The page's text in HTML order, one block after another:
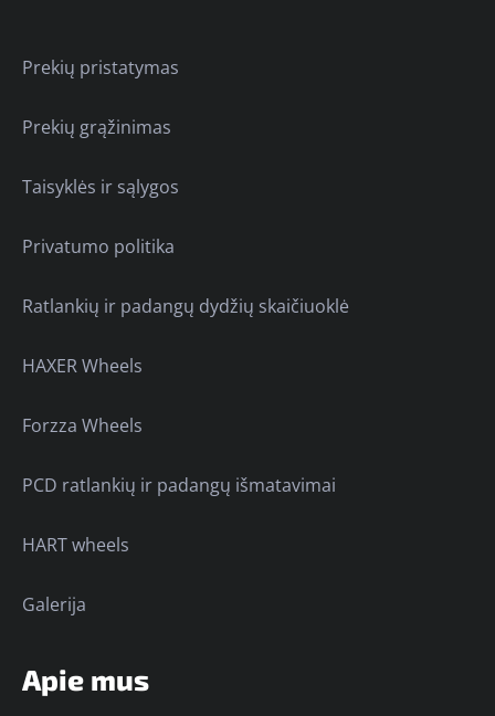
Prekių pristatymas
Prekių grąžinimas
Taisyklės ir sąlygos
Privatumo politika
Ratlankių ir padangų dydžių skaičiuoklė
HAXER Wheels
Forzza Wheels
PCD ratlankių ir padangų išmatavimai
HART wheels
Galerija
Apie mus